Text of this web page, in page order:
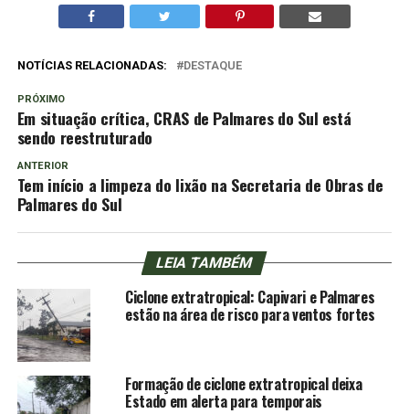
NOTÍCIAS RELACIONADAS: DESTAQUE
PRÓXIMO
Em situação crítica, CRAS de Palmares do Sul está
sendo reestruturado
ANTERIOR
Tem início a limpeza do lixão na Secretaria de Obras de
Palmares do Sul
LEIA TAMBÉM
Ciclone extratropical: Capivari e Palmares
estão na área de risco para ventos fortes
Formação de ciclone extratropical deixa
Estado em alerta para temporais